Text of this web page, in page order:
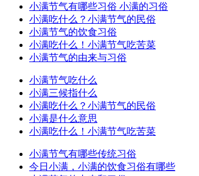
小满节气有哪些习俗 小满的习俗
小满吃什么？小满节气的民俗
小满节气的饮食习俗
小满吃什么！小满节气吃苦菜
小满节气的由来与习俗
小满节气吃什么
小满三候指什么
小满吃什么？小满节气的民俗
小满是什么意思
小满吃什么！小满节气吃苦菜
小满节气有哪些传统习俗
今日小满，小满的饮食习俗有哪些